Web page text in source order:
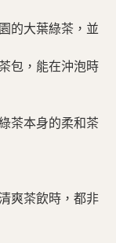
的大葉綠茶，並
包，能在沖泡時
茶本身的柔和茶
爽茶飲時，都非